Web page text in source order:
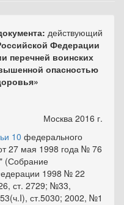
действующий
Федерации
перечней воинских
опасностью
2016 г.
10 федерального
27 мая 1998 года № 76
(Собрание
1998 № 22
ст. 2729; №33,
ст.5030; 2002, №1